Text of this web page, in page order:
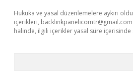
Hukuka ve yasal düzenlemelere aykırı
içerikleri, backlinkpanelicomtr@gmail.com
halinde, ilgili içerikler yasal süre içerisinde